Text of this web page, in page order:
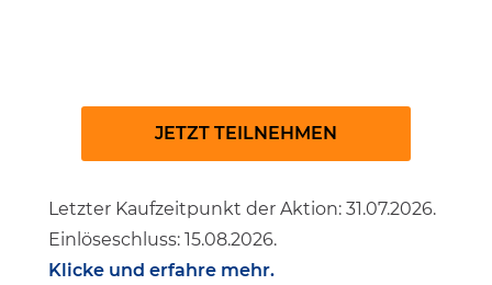
JETZT TEILNEHMEN
Letzter Kaufzeitpunkt der Aktion: 31.07.2026.
Einlöseschluss: 15.08.2026.
Klicke und erfahre mehr.